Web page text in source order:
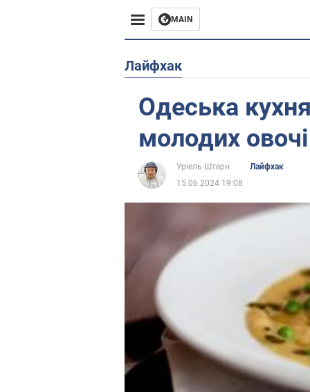
MAIN
Європа
Африка
Лайфхак
Одеська
молодих
Уріель Штерн
Лайфхак
15.06.2024 19:08